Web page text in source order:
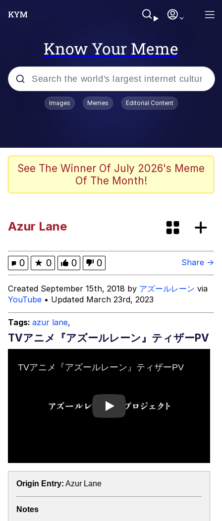
Know Your Meme
Popular searches
V Stepped Into the Crowd
Jacob Batalon CEO of Sex
My Father-In-Law Is A Builder / We
Can't, We Don't Know How To Do It
Jacob Batalon CEO of Sex
Images Memes Editorial Content
See The Winner Of July 2026's Meme
Of The Month!
Azur Lane
0 ★ 0 0 0 Share →
Created September 15th, 2018 by アズールレーン via
YouTube • Updated March 23rd, 2023
Tags: azur lane,
TVアニメ『アズールレーン』ティザーPV
Play
Origin Entry: Azur Lane
Notes